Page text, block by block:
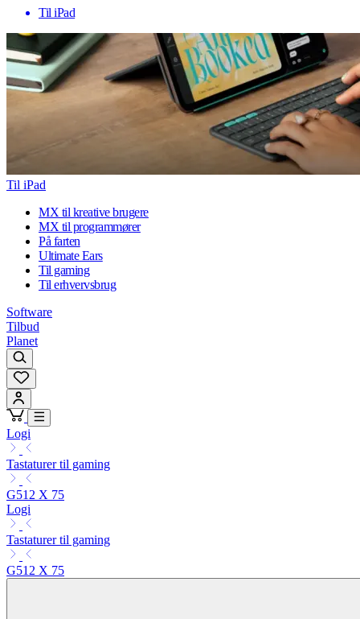
Til iPad
Til iPad
MX til kreative brugere
MX til programmører
På farten
Ultimate Ears
Til gaming
Til erhvervsbrug
Software
Tilbud
Planet
Logi
Tastaturer til gaming
G512 X 75
Logi
Tastaturer til gaming
G512 X 75